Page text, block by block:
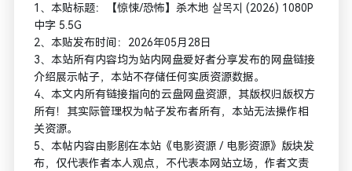
1、本贴标题：【惊悚/恐怖】杀木地 살목지 (2026) 1080P
中字 5.5G
2、本贴发布时间：2026年05月28日
3、本站所有内容均为站内网盘爱好者分享发布的网盘链接
介绍展示帖子，本站不存储任何实质资源数据。
4、本文内所有链接指向的云盘网盘资源，其版权归版权方
所有！其实际管理权为帖子发布者所有，本站无法操作相
关资源。
5、本帖内容由影剧在本站《电影资源 / 电影资源》版块发
布，仅代表作者本人观点，不代表本网站立场，作者文责